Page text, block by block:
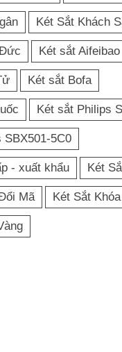
Két Sắt Khách
Két sắt Aifeibao
Két sắt Bofa
Két sắt Philips
SBX501-5C0
- xuất khẩu Két
Mã Két Sắt